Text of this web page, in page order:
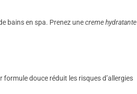
bains en spa. Prenez unecreme hydratante
douce réduit les risques d’allergies